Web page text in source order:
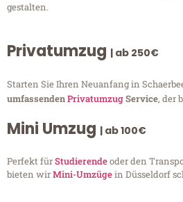
gestalten.
Privatumzug | ab 250€
Starten Sie Ihren Neuanfang in
umfassendenPrivatumzugService, der
Mini Umzug | ab 100€
Perfekt fürStudierendeoder den
bieten wirMini-Umzügein Düsseldorf